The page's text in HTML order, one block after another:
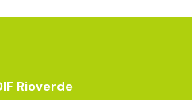
Rioverde